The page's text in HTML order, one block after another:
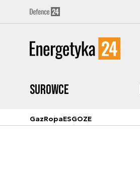
Surowce
GazRopaESGOZE